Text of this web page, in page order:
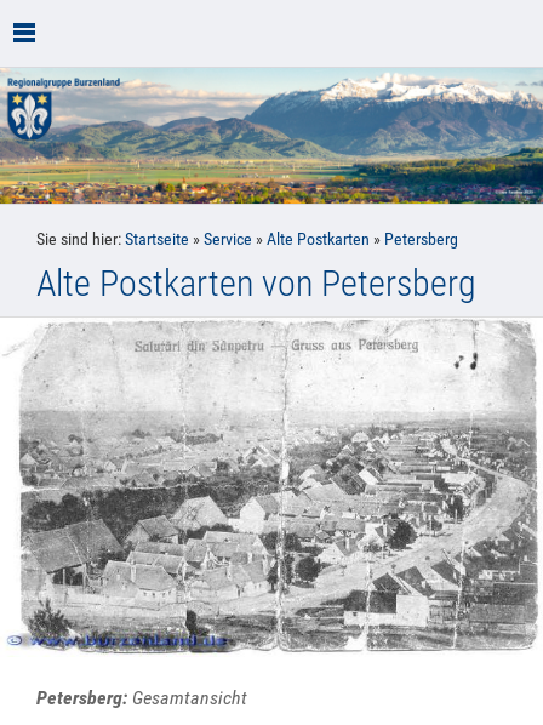
Sie sind hier:Startseite »Service »Alte Postkarten » Petersberg
Alte Postkarten von Petersberg
Petersberg: Gesamtansicht